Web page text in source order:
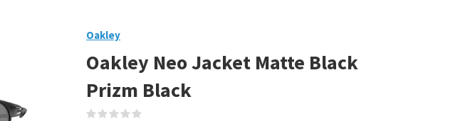
Oakley
Oakley Neo Jacket Matte Black
Prizm Black